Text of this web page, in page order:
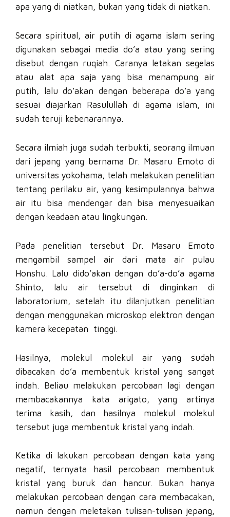
apa yang di niatkan, bukan yang tidak di niatkan.
Secara spiritual, air putih di agama islam sering
digunakan sebagai media do’a atau yang sering
disebut dengan ruqiah. Caranya letakan segelas
atau alat apa saja yang bisa menampung air
putih, lalu do’akan dengan beberapa do’a yang
sesuai diajarkan Rasulullah di agama islam, ini
sudah teruji kebenarannya.
Secara ilmiah juga sudah terbukti, seorang ilmuan
dari jepang yang bernama Dr. Masaru Emoto di
universitas yokohama, telah melakukan penelitian
tentang perilaku air, yang kesimpulannya bahwa
air itu bisa mendengar dan bisa menyesuaikan
dengan keadaan atau lingkungan.
Pada penelitian tersebut Dr. Masaru Emoto
mengambil sampel air dari mata air pulau
Honshu. Lalu dido’akan dengan do’a-do’a agama
Shinto, lalu air tersebut di dinginkan di
laboratorium, setelah itu dilanjutkan penelitian
dengan menggunakan microskop elektron dengan
kamera kecepatan tinggi.
Hasilnya, molekul molekul air yang sudah
dibacakan do’a membentuk kristal yang sangat
indah. Beliau melakukan percobaan lagi dengan
membacakannya kata arigato, yang artinya
terima kasih, dan hasilnya molekul molekul
tersebut juga membentuk kristal yang indah.
Ketika di lakukan percobaan dengan kata yang
negatif, ternyata hasil percobaan membentuk
kristal yang buruk dan hancur. Bukan hanya
melakukan percobaan dengan cara membacakan,
namun dengan meletakan tulisan-tulisan jepang,